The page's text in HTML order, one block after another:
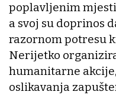
poplavljenim
a svoj su doprinos
razornom potresu
Nerijetko
humanitarne
oslikavanja